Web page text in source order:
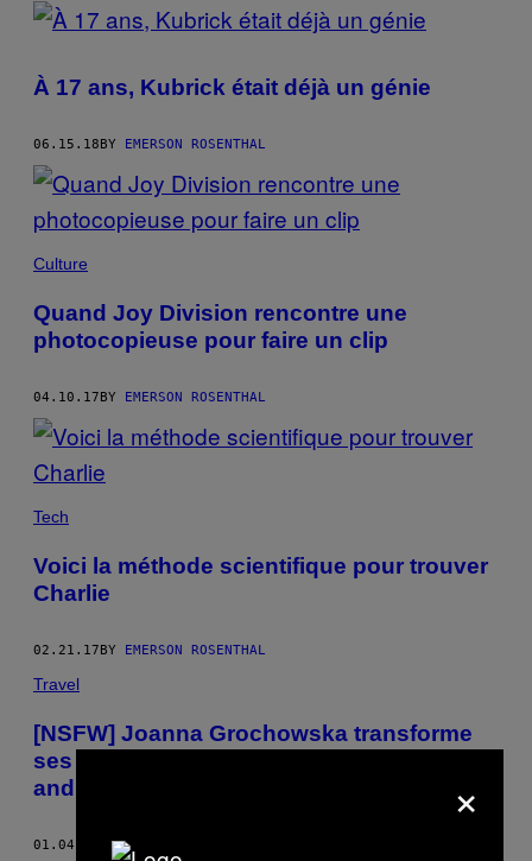
POSTS
THIS
AUTHOR
À 17 ans, Kubrick était déjà un génie
06.15.18BY EMERSON ROSENTHAL
Culture
Quand Joy Division rencontre une
photocopieuse pour faire un clip
04.10.17BY EMERSON ROSENTHAL
Tech
Voici la méthode scientifique pour trouver
Charlie
02.21.17BY EMERSON ROSENTHAL
Travel
[NSFW] Joanna Grochowska transforme
ses modèles en poupées gonflables
androgynes
01.04.17 BYEMERSON ROSENTHAL
×